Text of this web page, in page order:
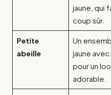
jaune, qui
coup sûr.
Petite
abeille
Un
jaune avec
pour un
adorable.